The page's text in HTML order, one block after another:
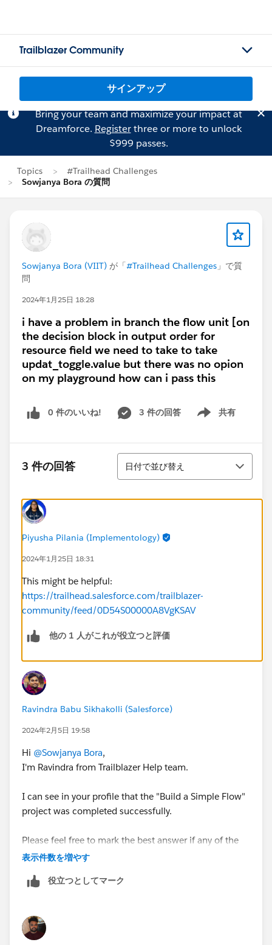
Trailblazer Community
サインアップ
Bring your team and maximize your impact at
Dreamforce. Registerthree or more to unlock
$999 passes.
Topics
#Trailhead Challenges
Sowjanya Bora の質問
Sowjanya Bora (VIIT) が「#Trailhead Challenges 」で質
問
2024年1月25日 18:28
i have a problem in branch the flow unit [on
the decision block in output order for
resource field we need to take to take
updat_toggle.value but there was no opion
on my playground how can i pass this
0 件のいいね! 3 件の回答 共有
Show menu
3 件の回答
並び替え
日付で並び替え
Piyusha Pilania (Implementology)
2024年1月25日 18:31
This might be helpful:
https://trailhead.salesforce.com/trailblazer-
community/feed/0D54S00000A8VgKSAV
他の 1 人がこれが役立つと評価
Ravindra Babu Sikhakolli (Salesforce)
2024年2月5日 19:58
Hi @Sowjanya Bora,
I'm Ravindra from Trailblazer Help team.
I can see in your profile that the "Build a Simple Flow"
project was completed successfully.
Please feel free to mark the best answer if any of the
above responses helped you to fix the issue. Thank
Ravindra
表示件数を増やす
役立つとしてマーク